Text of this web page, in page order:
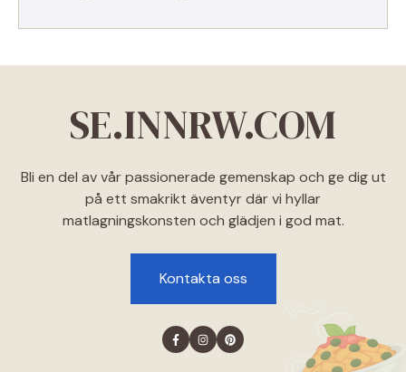
SE.INNRW.COM
Bli en del av vår passionerade gemenskap och ge dig ut
på ett smakrikt äventyr där vi hyllar
matlagningskonsten och glädjen i god mat.
Kontakta oss